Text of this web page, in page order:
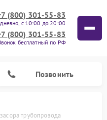
(800) 301-55-83
с 10:00 до 20:00
(800) 301-55-83
бесплатный по РФ
Позвонить
трубопровода